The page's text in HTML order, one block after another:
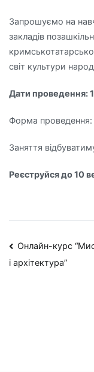
Запрошуємо на
закладів
світ культури
Дати проведення:
Форма проведення:
Заняття
Реєструйся до 10
записів
Онлайн-курс
і архітектура”